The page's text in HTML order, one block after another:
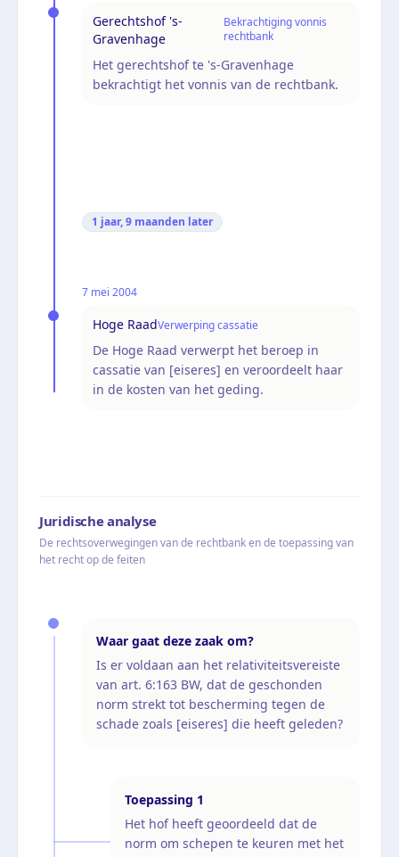
Gerechtshof 's-
Gravenhage
Bekrachtiging vonnis
rechtbank
Het gerechtshof te 's-Gravenhage
bekrachtigt het vonnis van de rechtbank.
1 jaar, 9 maanden later
7 mei 2004
Hoge RaadVerwerping cassatie
De Hoge Raad verwerpt het beroep in
cassatie van [eiseres] en veroordeelt haar
in de kosten van het geding.
Juridische analyse
De rechtsoverwegingen van de rechtbank en de toepassing van
het recht op de feiten
Waar gaat deze zaak om?
Is er voldaan aan het relativiteitsvereiste
van art. 6:163 BW, dat de geschonden
norm strekt tot bescherming tegen de
schade zoals [eiseres] die heeft geleden?
Toepassing 1
Het hof heeft geoordeeld dat de
norm om schepen te keuren met het